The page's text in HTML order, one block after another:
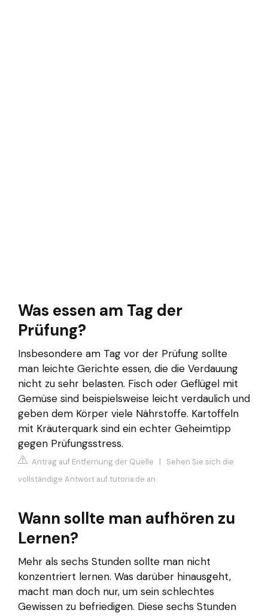
Was essen am Tag der
Prüfung?
Insbesondere am Tag vor der Prüfung sollte
man leichte Gerichte essen, die die Verdauung
nicht zu sehr belasten. Fisch oder Geflügel mit
Gemüse sind beispielsweise leicht verdaulich und
geben dem Körper viele Nährstoffe. Kartoffeln
mit Kräuterquark sind ein echter Geheimtipp
gegen Prüfungsstress.
Antrag auf Entfernung der Quelle | Sehen Sie sich die
vollständige Antwort auf tutoria.de an
Wann sollte man aufhören zu
Lernen?
Mehr als sechs Stunden sollte man nicht
konzentriert lernen. Was darüber hinausgeht,
macht man doch nur, um sein schlechtes
Gewissen zu befriedigen. Diese sechs Stunden